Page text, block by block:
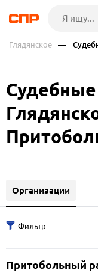
Глядянское —
Организации
Притобольный